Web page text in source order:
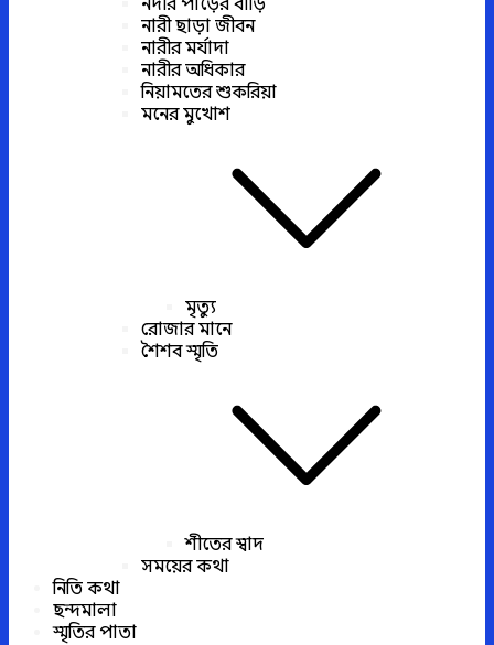
নদীর পাড়ের বাড়ি
নারী ছাড়া জীবন
নারীর মর্যাদা
নারীর অধিকার
নিয়ামতের শুকরিয়া
মনের মুখোশ
মৃত্যু
রোজার মানে
শৈশব স্মৃতি
শীতের স্বাদ
সময়ের কথা
নিতি কথা
ছন্দমালা
স্মৃতির পাতা